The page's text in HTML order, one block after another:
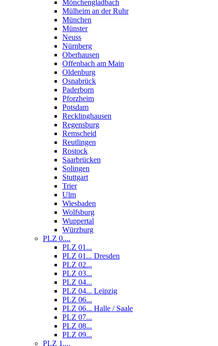
Mönchengladbach
Mülheim an der Ruhr
München
Münster
Neuss
Nürnberg
Oberhausen
Offenbach am Main
Oldenburg
Osnabrück
Paderborn
Pforzheim
Potsdam
Recklinghausen
Regensburg
Remscheid
Reutlingen
Rostock
Saarbrücken
Solingen
Stuttgart
Trier
Ulm
Wiesbaden
Wolfsburg
Wuppertal
Würzburg
PLZ 0....
PLZ 01...
PLZ 01... Dresden
PLZ 02...
PLZ 03...
PLZ 04...
PLZ 04... Leipzig
PLZ 06...
PLZ 06... Halle / Saale
PLZ 07...
PLZ 08...
PLZ 09...
PLZ 1....